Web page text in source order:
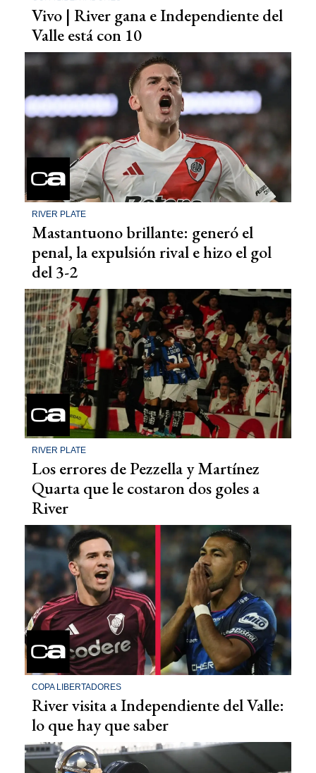
Vivo | River gana e Independiente del
Valle está con 10
RIVER PLATE
Mastantuono brillante: generó el
penal, la expulsión rival e hizo el gol
del 3-2
RIVER PLATE
Los errores de Pezzella y Martínez
Quarta que le costaron dos goles a
River
COPA LIBERTADORES
River visita a Independiente del Valle:
lo que hay que saber